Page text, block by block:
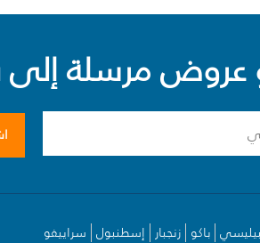
مرسلة إلى
باكو زنجبار إسطنبول سراييفو